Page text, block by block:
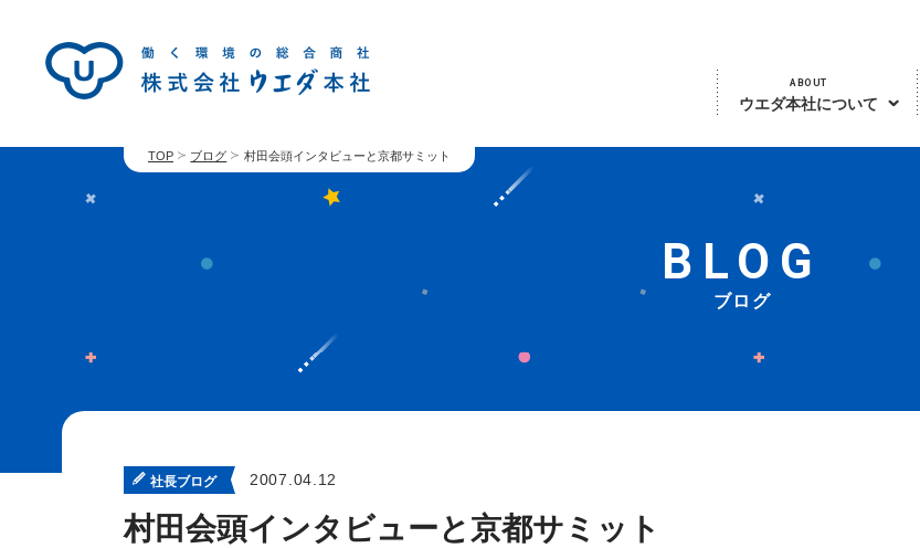
ABOUT
ウエダ本社について
TOP ブログ 村田会頭インタビューと京都サミット
BLOG
ブログ
社長ブログ 2007.04.12
村田会頭インタビューと京都サミット